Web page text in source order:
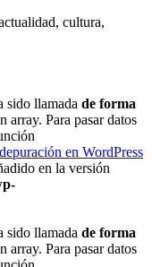
cultura,
sido llamada de forma
array. Para pasar datos
depuración en WordPress
en la versión
sido llamada de forma
array. Para pasar datos